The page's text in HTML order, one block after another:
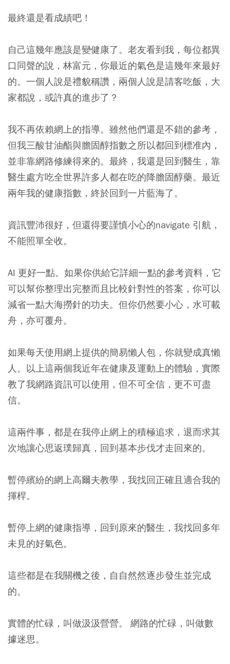
最終還是看成績吧！
自己這幾年應該是變健康了。老友看到我，每位都異
口同聲的說，林富元，你最近的氣色是這幾年來最好
的。一個人說是禮貌稱讚，兩個人說是請客吃飯，大
家都說，或許真的進步了？
我不再依賴網上的指導。雖然他們還是不錯的參考，
但我三酸甘油酯與膽固醇指數之所以都回到標准內，
並非靠網路修練得來的。最終，我還是回到醫生，靠
醫生處方吃全世界許多人都在吃的降膽固醇藥。最近
兩年我的健康指數，終於回到一片藍海了。
資訊豐沛很好，但還得要謹慎小心的navigate 引航，
不能照單全收。
AI 更好一點。如果你供給它詳細一點的參考資料，它
可以幫你整理出完整而且比較針對性的答案，你可以
減省一點大海撈針的功夫。但你仍然要小心，水可載
舟，亦可覆舟。
如果每天使用網上提供的簡易懶人包，你就變成真懶
人。以上這兩個我近年在健康及運動上的體驗，實際
教了我網路資訊可以使用，但不可全信，更不可盡
信。
這兩件事，都是在我停止網上的積極追求，退而求其
次地讓心思返璞歸真，回到基本步伐才走回來的。
暫停繽紛的網上高爾夫教學，我找回正確且適合我的
揮桿。
暫停上網的健康指導，回到原來的醫生，我找回多年
未見的好氣色。
這些都是在我關機之後，自自然然逐步發生並完成
的。
實體的忙碌，叫做汲汲營營。 網路的忙碌，叫做數
據迷思。